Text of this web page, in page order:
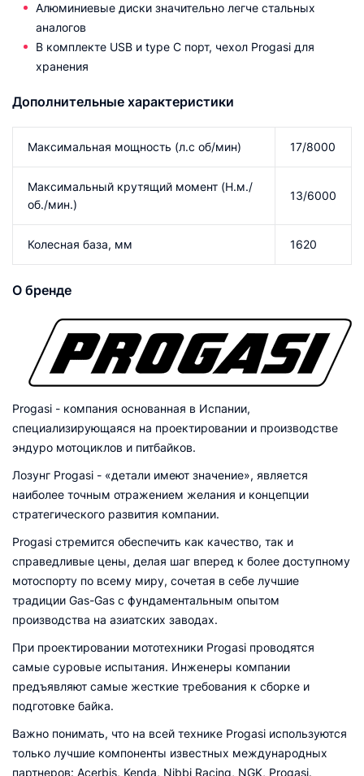
Алюминиевые диски значительно легче стальных
аналогов
В комплекте USB и type C порт, чехол Progasi для
хранения
Дополнительные характеристики
Максимальная мощность (л.с об/мин) 17/8000
Максимальный крутящий момент (Н.м./
об./мин.)
13/6000
Колесная база, мм 1620
О бренде
Progasi - компания основанная в Испании,
специализирующаяся на проектировании и производстве
эндуро мотоциклов и питбайков.
Лозунг Progasi - «детали имеют значение», является
наиболее точным отражением желания и концепции
стратегического развития компании.
Progasi стремится обеспечить как качество, так и
справедливые цены, делая шаг вперед к более доступному
мотоспорту по всему миру, cочетая в себе лучшие
традиции Gas-Gas с фундаментальным опытом
производства на азиатских заводах.
При проектировании мототехники Progasi проводятся
самые суровые испытания. Инженеры компании
предъявляют самые жесткие требования к сборке и
подготовке байка.
Важно понимать, что на всей технике Progasi используются
только лучшие компоненты известных международных
партнеров: Acerbis, Kenda, Nibbi Racing, NGK, Progasi.